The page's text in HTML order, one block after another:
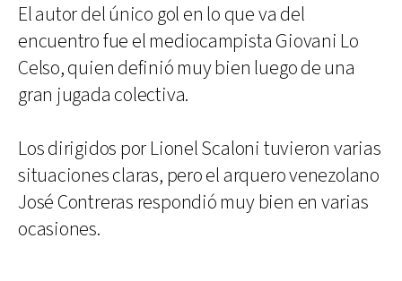
El autor del único gol en lo que va del
encuentro fue el mediocampista Giovani Lo
Celso, quien definió muy bien luego de una
gran jugada colectiva.
Los dirigidos por Lionel Scaloni tuvieron varias
situaciones claras, pero el arquero venezolano
José Contreras respondió muy bien en varias
ocasiones.